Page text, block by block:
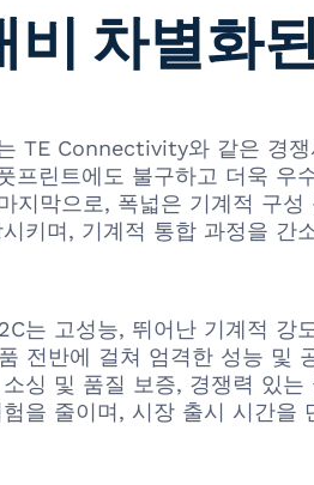
비 차별화
TE Connectivity와 같은 경
프린트에도 불구하고 더욱
지막으로, 폭넓은 기계적 구
키며, 기계적 통합 과정을 간
는 고성능, 뛰어난 기계적 강
전반에 걸쳐 엄격한 성능 및
싱 및 품질 보증, 경쟁력 있
을 줄이며, 시장 출시 시간을